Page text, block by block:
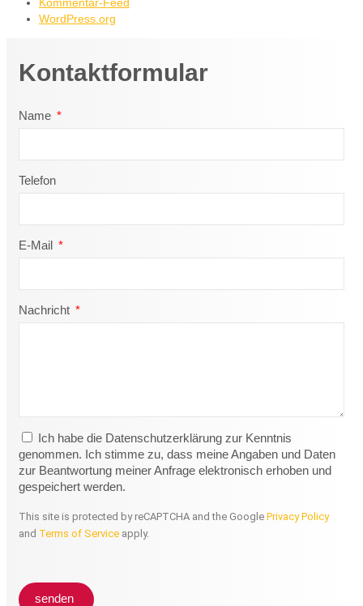
Kommentar-Feed
WordPress.org
Kontaktformular
Name
Telefon
E-Mail
Nachricht
Ich habe die Datenschutzerklärung zur Kenntnis
genommen. Ich stimme zu, dass meine Angaben und Daten
zur Beantwortung meiner Anfrage elektronisch erhoben und
gespeichert werden.
This site is protected by reCAPTCHA and the Google Privacy Policy
and Terms of Service apply.
senden